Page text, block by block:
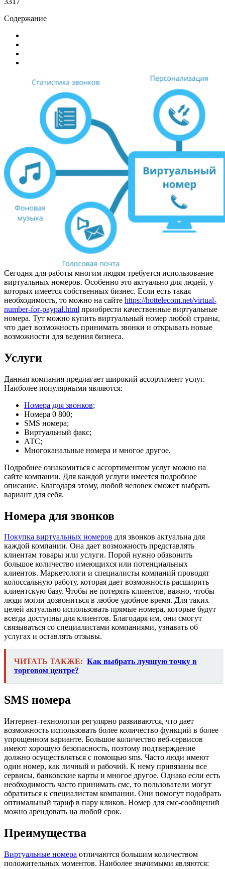
Содержание
Сегодня для работы многим людям требуется использование
виртуальных номеров. Особенно это актуально для людей, у
которых имеется собственных бизнес. Если есть такая
необходимость, то можно на сайте https://hottelecom.net/virtual-
number-for-paypal.html приобрести качественные виртуальные
номера. Тут можно купить виртуальный номер любой страны,
что дает возможность принимать звонки и открывать новые
возможности для ведения бизнеса.
Услуги
Данная компания предлагает широкий ассортимент услуг.
Наиболее популярными являются:
Номера для звонков;
Номера 0 800;
SMS номера;
Виртуальный факс;
АТС;
Многоканальные номера и многое другое.
Подробнее ознакомиться с ассортиментом услуг можно на
сайте компании. Для каждой услуги имеется подробное
описание. Благодаря этому, любой человек сможет выбрать
вариант для себя.
Номера для звонков
Покупка виртуальных номеров для звонков актуальна для
каждой компании. Она дает возможность представлять
клиентам товары или услуги. Порой нужно обзвонить
большое количество имеющихся или потенциальных
клиентов. Маркетологи и специалисты компаний проводят
колоссальную работу, которая дает возможность расширить
клиентскую базу. Чтобы не потерять клиентов, важно, чтобы
люди могли дозвониться в любое удобное время. Для таких
целей актуально использовать прямые номера, которые будут
всегда доступны для клиентов. Благодаря им, они смогут
связываться со специалистами компаниями, узнавать об
услугах и оставлять отзывы.
ЧИТАТЬ ТАКЖЕ: Как выбрать лучшую точку в
торговом центре?
SMS номера
Интернет-технологии регулярно развиваются, что дает
возможность использовать более количество функций в более
упрощенном варианте. Большое количество веб-сервисов
имеют хорошую безопасность, поэтому подтверждение
должно осуществляться с помощью sms. Часто люди имеют
один номер, как личный и рабочий. К нему привязаны все
сервисы, банковские карты и многое другое. Однако если есть
необходимость часто принимать смс, то пользователи могут
обратиться к специалистам компании. Они помогут подобрать
оптимальный тариф в пару кликов. Номер для смс-сообщений
можно арендовать на любой срок.
Преимущества
Виртуальные номера отличаются большим количеством
положительных моментов. Наиболее значимыми являются: